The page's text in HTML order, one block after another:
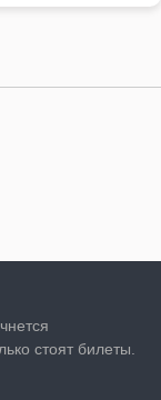
стоят билеты.